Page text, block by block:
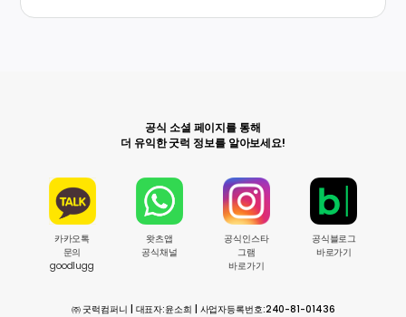
공식 소셜 페이지를 통해
더 유익한 굿럭 정보를 알아보세요!
카카오톡
문의
goodlugg
왓츠앱
공식채널
공식인스타
그램
바로가기
공식블로그
바로가기
㈜ 굿럭컴퍼니 | 대표자:윤소희 | 사업자등록번호:240-81-01436